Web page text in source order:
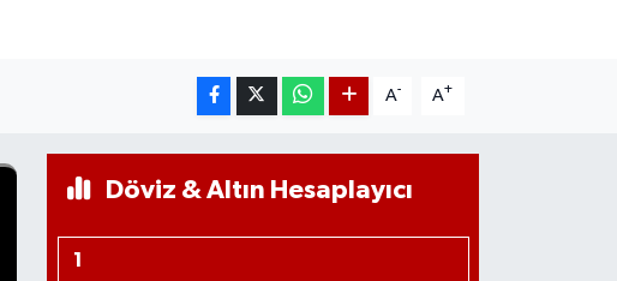
A- A+
Döviz & Altın Hesaplayıcı